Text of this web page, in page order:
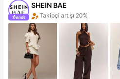
SHEIN BAE
Takipçi artışı 20%